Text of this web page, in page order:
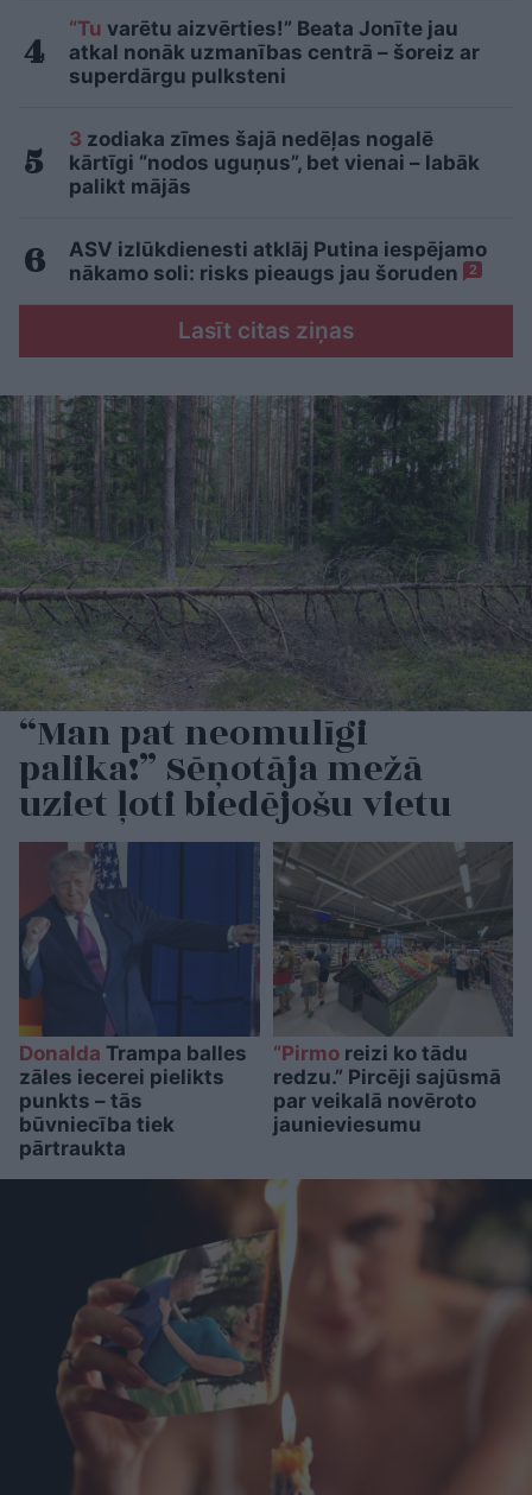
“Tu varētu aizvērties!” Beata Jonīte jau
atkal nonāk uzmanības centrā – šoreiz ar
superdārgu pulksteni
3 zodiaka zīmes šajā nedēļas nogalē
kārtīgi “nodos uguņus”, bet vienai – labāk
palikt mājās
ASV izlūkdienesti atklāj Putina iespējamo
nākamo soli: risks pieaugs jau šoruden
2
Lasīt citas ziņas
“Man pat neomulīgi
palika!” Sēņotāja mežā
uziet ļoti biedējošu vietu
Donalda Trampa balles
zāles iecerei pielikts
punkts – tās
būvniecība tiek
pārtraukta
“Pirmoreizi ko tādu
redzu.” Pircēji sajūsmā
par veikalā novēroto
jaunieviesumu